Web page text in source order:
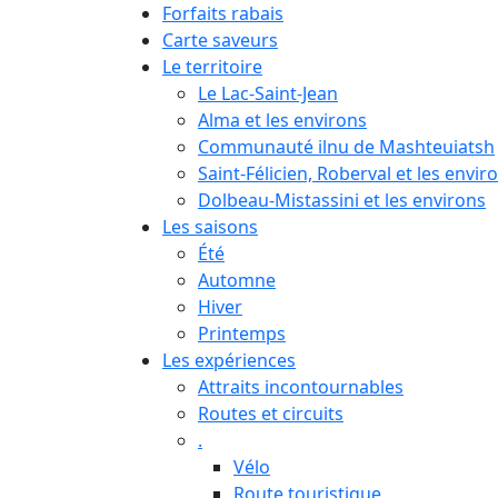
Forfaits rabais
Carte saveurs
Le territoire
Le Lac-Saint-Jean
Alma et les environs
Communauté ilnu de Mashteuiatsh
Saint-Félicien, Roberval et les
Dolbeau-Mistassini et les environs
Les saisons
Été
Automne
Hiver
Printemps
Les expériences
Attraits incontournables
Routes et circuits
.
Vélo